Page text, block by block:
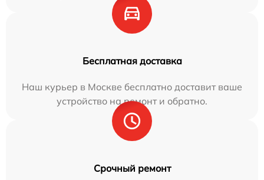
Бесплатная доставка
Наш курьер в Москве бесплатно доставит ваше
устройство на ремонт и обратно.
Срочный ремонт